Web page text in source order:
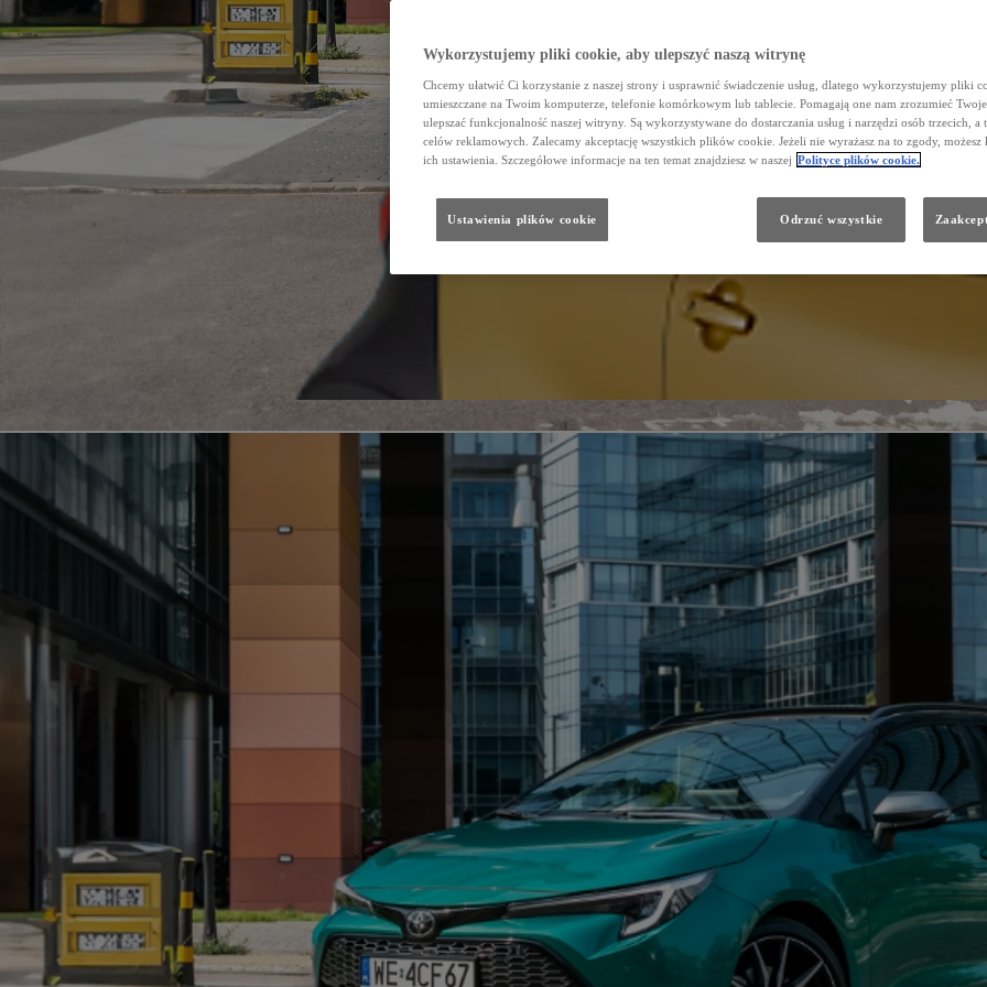
FLOTA/DOSTAWCZE
Galeria
Wykorzystujemy pliki cookie, aby ulepszyć naszą witrynę
Chcemy ułatwić Ci korzystanie z naszej strony i usprawnić świadczenie usług, dlatego wykorzystujemy pliki
umieszczane na Twoim komputerze, telefonie komórkowym lub tablecie. Pomagają one nam zrozumieć
ulepszać funkcjonalność naszej witryny. Są wykorzystywane do dostarczania usług i narzędzi osób trzecich, a
celów reklamowych. Zalecamy akceptację wszystkich plików cookie. Jeżeli nie wyrażasz na to zgody, możesz
ich ustawienia. Szczegółowe informacje na ten temat znajdziesz w naszej Polityce plików cookie.
Ustawienia plików cookie Odrzuć wszystkie